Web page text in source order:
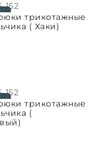
152
трикотажные
( Хаки)
152
трикотажные
(